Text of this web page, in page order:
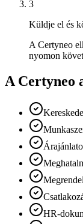
3
Küldje el és
A Certyneo
nyomon
A Certyneo
HR-